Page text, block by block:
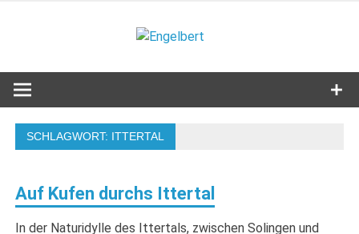
SCHLAGWORT: ITTERTAL
Auf Kufen durchs Ittertal
In der Naturidylle des Ittertals, zwischen Solingen und